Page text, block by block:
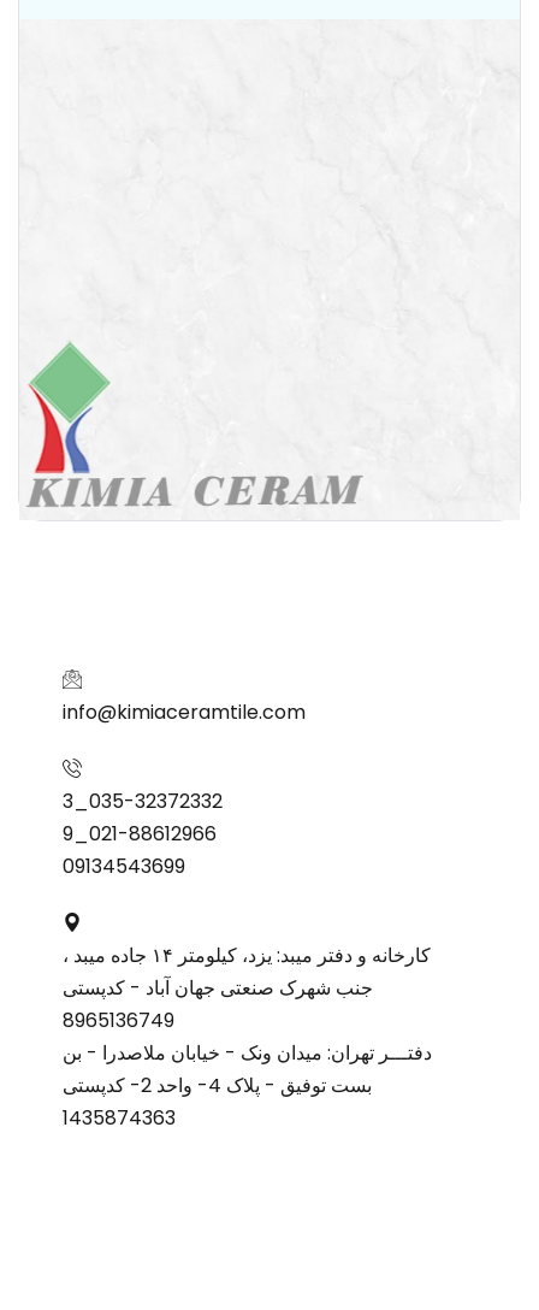
info@kimiaceramtile.com
035-32372332_3
021-88612966_9
09134543699
کارخانه و دفتر میبد: یزد، کیلومتر ۱۴ جاده میبد ،
جنب شهرک صنعتی جهان آباد - کدپستی
8965136749
دفتـــر تهران: میدان ونک - خیابان ملاصدرا - بن
بست توفیق - پلاک 4- واحد 2- کدپستی
1435874363